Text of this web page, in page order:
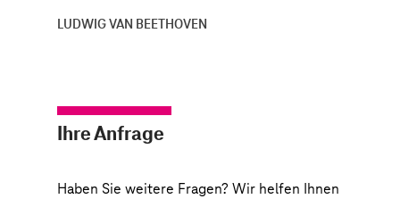
LUDWIG VAN BEETHOVEN
Ihre Anfrage
Haben Sie weitere Fragen? Wir helfen Ihnen